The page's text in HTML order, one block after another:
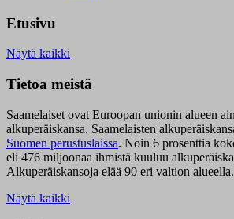
Etusivu
Näytä kaikki
Tietoa meistä
Saamelaiset ovat Euroopan unionin alueen
alkuperäiskansa. Saamelaisten
Suomen perustuslaissa. Noin 6 prosenttia
eli 476 miljoonaa ihmistä kuuluu
Alkuperäiskansoja elää 90 eri valtion alueella.
Näytä kaikki